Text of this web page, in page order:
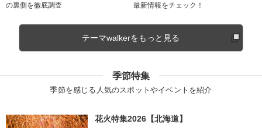
の裏側を徹底調査
最新情報をチェック！
テーマwalkerをもっと見る
季節特集
季節を感じる人気のスポットやイベントを紹介
花火特集2026【北海道】